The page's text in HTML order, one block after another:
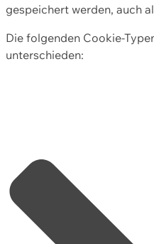
gespeichert werden, auch
Die folgenden Cookie-
unterschieden: